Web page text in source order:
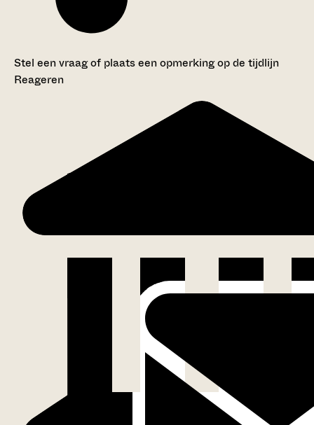
Stel een vraag of plaats een opmerking op de tijdlijn
Reageren